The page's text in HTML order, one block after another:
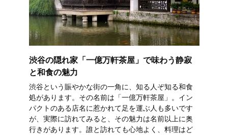
渋谷の隠れ家「一億万軒茶屋」で味わう静寂
と和食の魅力
渋谷という賑やかな街の一角に、知る人ぞ知る和食
処があります。その名前は「一億万軒茶屋」。イン
パクトのある店名に惹かれて足を運ぶ人も多いです
が、実際に訪れてみると、その魅力は名前以上に奥
行きがあります。誰と訪れても心地よく、料理はど